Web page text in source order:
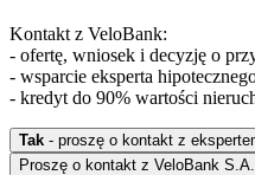
Kontakt z VeloBank:
- ofertę, wniosek i decyzję o
- wsparcie eksperta
- kredyt do 90% wartości
Tak - proszę o kontakt z
Proszę o kontakt z VeloBank S.A.